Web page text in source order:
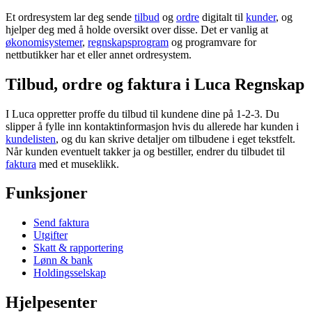
Et ordresystem lar deg sende tilbud og ordre digitalt til kunder, og
hjelper deg med å holde oversikt over disse. Det er vanlig at
økonomisystemer, regnskapsprogram og programvare for
nettbutikker har et eller annet ordresystem.
Tilbud, ordre og faktura i Luca Regnskap
I Luca oppretter proffe du tilbud til kundene dine på 1-2-3. Du
slipper å fylle inn kontaktinformasjon hvis du allerede har kunden i
kundelisten, og du kan skrive detaljer om tilbudene i eget tekstfelt.
Når kunden eventuelt takker ja og bestiller, endrer du tilbudet til
faktura med et museklikk.
Funksjoner
Send faktura
Utgifter
Skatt & rapportering
Lønn & bank
Holdingsselskap
Hjelpesenter